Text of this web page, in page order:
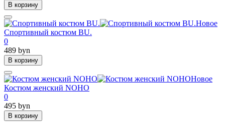
В корзину
Новое
Спортивный костюм BU.
0
489 byn
В корзину
Новое
Костюм женский NOHO
0
495 byn
В корзину